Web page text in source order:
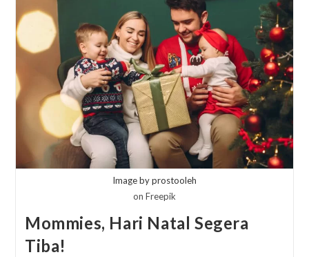
Image by prostooleh
on Freepik
Mommies, Hari Natal Segera
Tiba!